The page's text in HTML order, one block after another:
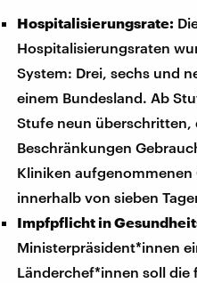
Hospitalisierungsrate:
Hospitalisierungsraten
System: Drei, sechs und
einem Bundesland. Ab
Stufe neun überschritten,
Beschränkungen
Kliniken
innerhalb von sieben
Impfpflicht in
Ministerpräsident*innen
Länderchef*innen soll